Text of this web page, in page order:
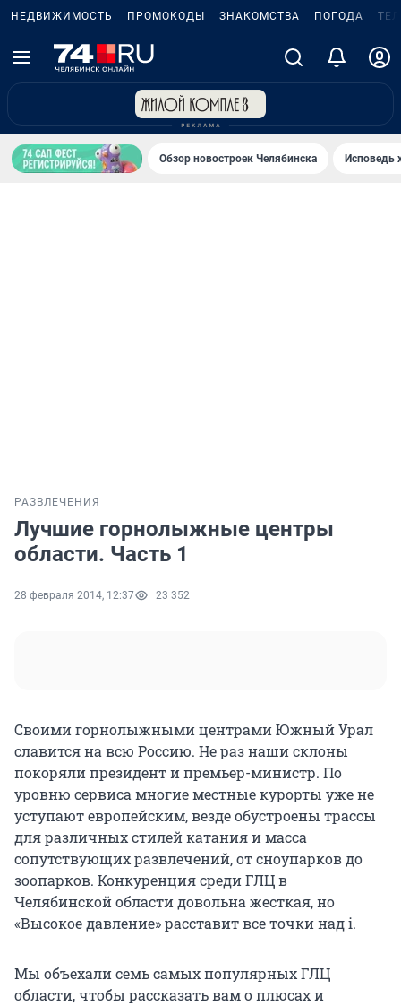
НЕДВИЖИМОСТЬ ПРОМОКОДЫ ЗНАКОМСТВА ПОГОДА
Обзор новостроек Челябинска Исповедь
РАЗВЛЕЧЕНИЯ
Лучшие горнолыжные центры
области. Часть 1
28 февраля 2014, 12:37 23 352
Своими горнолыжными центрами Южный Урал
славится на всю Россию. Не раз наши склоны
покоряли президент и премьер-министр. По
уровню сервиса многие местные курорты уже не
уступают европейским, везде обустроены трассы
для различных стилей катания и масса
сопутствующих развлечений, от сноупарков до
зоопарков. Конкуренция среди ГЛЦ в
Челябинской области довольна жесткая, но
«Высокое давление» расставит все точки над i.
Мы объехали семь самых популярных ГЛЦ
области, чтобы рассказать вам о плюсах и